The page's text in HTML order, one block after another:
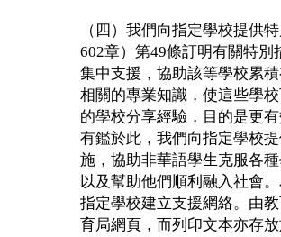
（四）我們向指定學校提供
602章）第49條訂明有關特
集中支援，協助該等學校累
相關的專業知識，使這些學
的學校分享經驗，目的是更
有鑑於此，我們向指定學校
施，協助非華語學生克服各
以及幫助他們順利融入社會
指定學校建立支援網絡。由
育局網頁，而列印文本亦存